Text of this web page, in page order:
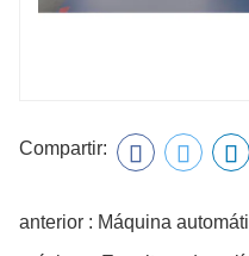
Compartir: